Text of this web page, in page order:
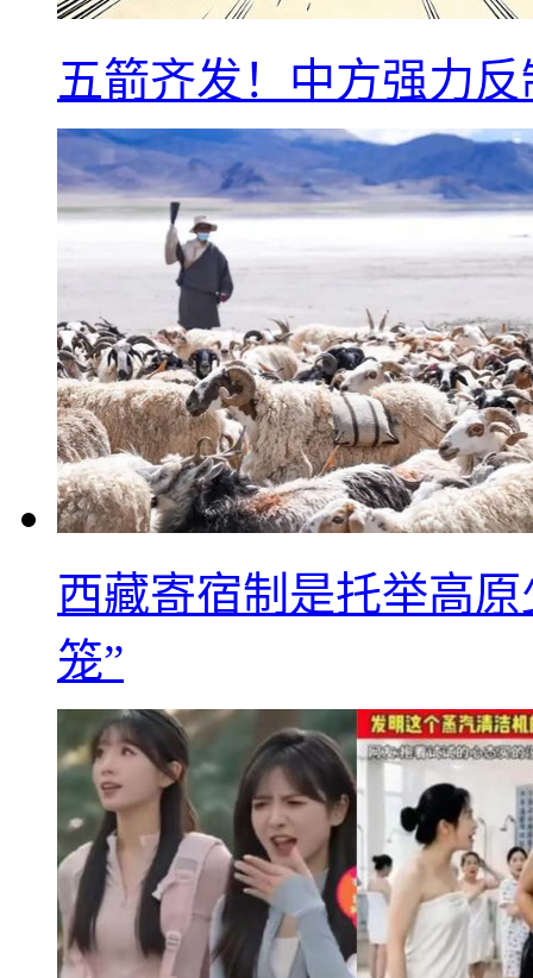
五箭齐发！中方强力
西藏寄宿制是托举高
笼”